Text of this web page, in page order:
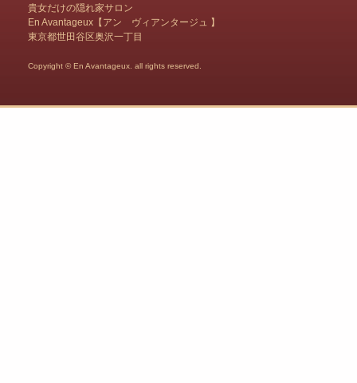
貴女だけの隠れ家サロン
En Avantageux【アン ヴィアンタージュ 】
東京都世田谷区奥沢一丁目
Copyright © En Avantageux. all rights reserved.